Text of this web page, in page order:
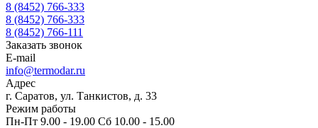
8 (8452) 766-333
8 (8452) 766-333
8 (8452) 766-111
Заказать звонок
E-mail
info@termodar.ru
Адрес
г. Саратов, ул. Танкистов, д. 33
Режим работы
Пн-Пт 9.00 - 19.00 Сб 10.00 - 15.00